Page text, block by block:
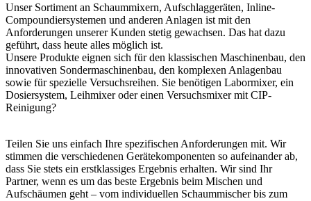
Unser Sortiment an Schaummixern, Aufschlaggeräten, Inline-
Compoundiersystemen und anderen Anlagen ist mit den
Anforderungen unserer Kunden stetig gewachsen. Das hat dazu
geführt, dass heute alles möglich ist.
Unsere Produkte eignen sich für den klassischen Maschinenbau, den
innovativen Sondermaschinenbau, den komplexen Anlagenbau
sowie für spezielle Versuchsreihen. Sie benötigen Labormixer, ein
Dosiersystem, Leihmixer oder einen Versuchsmixer mit CIP-
Reinigung?
Teilen Sie uns einfach Ihre spezifischen Anforderungen mit. Wir
stimmen die verschiedenen Gerätekomponenten so aufeinander ab,
dass Sie stets ein erstklassiges Ergebnis erhalten. Wir sind Ihr
Partner, wenn es um das beste Ergebnis beim Mischen und
Aufschäumen geht – vom individuellen Schaummischer bis zum